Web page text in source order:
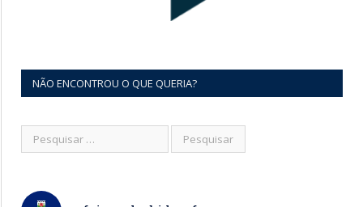
NÃO ENCONTROU O QUE QUERIA?